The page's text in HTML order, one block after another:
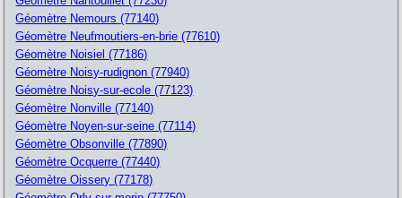
Géomètre Nemours (77140)
Géomètre Neufmoutiers-en-brie (77610)
Géomètre Noisiel (77186)
Géomètre Noisy-rudignon (77940)
Géomètre Noisy-sur-ecole (77123)
Géomètre Nonville (77140)
Géomètre Noyen-sur-seine (77114)
Géomètre Obsonville (77890)
Géomètre Ocquerre (77440)
Géomètre Oissery (77178)